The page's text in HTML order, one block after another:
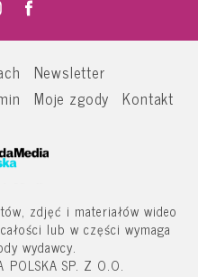
Newsletter
Moje zgody Kontakt
zdjęć i materiałów wideo
lub w części wymaga
wydawcy.
SP. Z O.O.